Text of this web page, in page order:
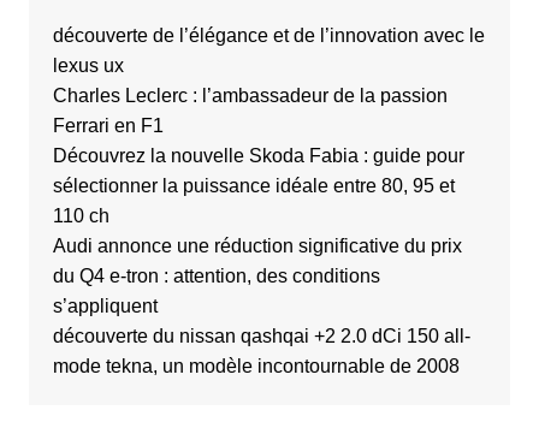
découverte de l’élégance et de l’innovation avec le
lexus ux
Charles Leclerc : l’ambassadeur de la passion
Ferrari en F1
Découvrez la nouvelle Skoda Fabia : guide pour
sélectionner la puissance idéale entre 80, 95 et
110 ch
Audi annonce une réduction significative du prix
du Q4 e-tron : attention, des conditions
s’appliquent
découverte du nissan qashqai +2 2.0 dCi 150 all-
mode tekna, un modèle incontournable de 2008